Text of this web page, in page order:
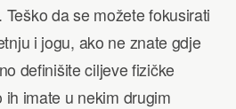
. Teško da se možete fokusirati
i jogu, ako ne znate gdje
definišite ciljeve fizičke
imate u nekim drugim